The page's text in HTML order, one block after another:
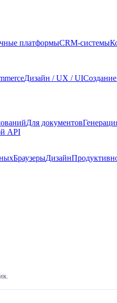
платформыCRM-системы
Дизайн / UX / UI
Для документов
API
БраузерыДизайн